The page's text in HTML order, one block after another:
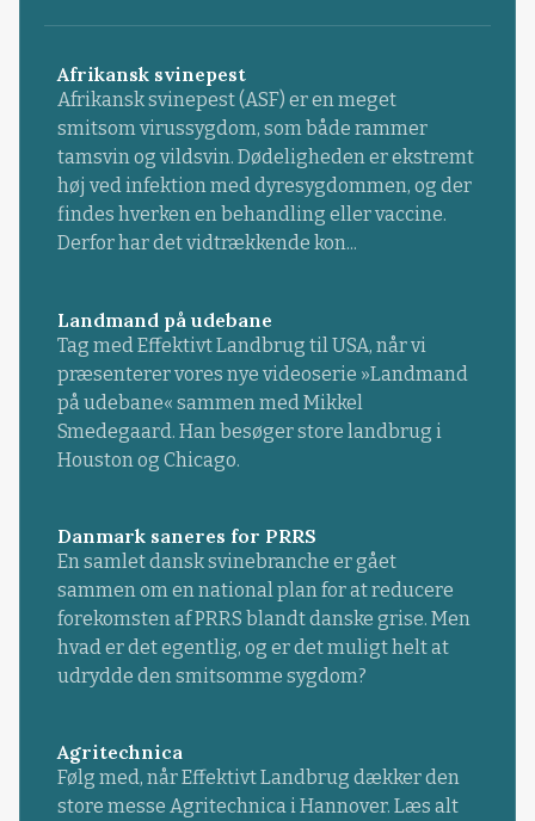
Afrikansk svinepest
Afrikansk svinepest (ASF) er en meget
smitsom virussygdom, som både rammer
tamsvin og vildsvin. Dødeligheden er ekstremt
høj ved infektion med dyresygdommen, og der
findes hverken en behandling eller vaccine.
Derfor har det vidtrækkende kon...
Landmand på udebane
Tag med Effektivt Landbrug til USA, når vi
præsenterer vores nye videoserie »Landmand
på udebane« sammen med Mikkel
Smedegaard. Han besøger store landbrug i
Houston og Chicago.
Danmark saneres for PRRS
En samlet dansk svinebranche er gået
sammen om en national plan for at reducere
forekomsten af PRRS blandt danske grise. Men
hvad er det egentlig, og er det muligt helt at
udrydde den smitsomme sygdom?
Agritechnica
Følg med, når Effektivt Landbrug dækker den
store messe Agritechnica i Hannover. Læs alt